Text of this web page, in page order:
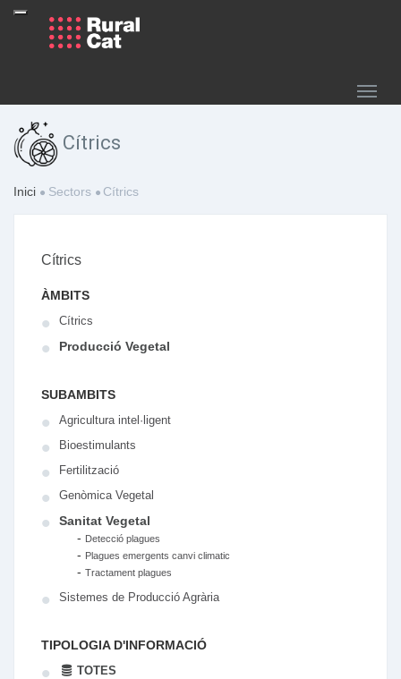
Cítrics
Inici Sectors Cítrics
Cítrics
ÀMBITS
Cítrics
Producció Vegetal
SUBAMBITS
Agricultura intel·ligent
Bioestimulants
Fertilització
Genòmica Vegetal
Sanitat Vegetal
- Detecció plagues
- Plagues emergents canvi climatic
- Tractament plagues
Sistemes de Producció Agrària
TIPOLOGIA D'INFORMACIÓ
TOTES